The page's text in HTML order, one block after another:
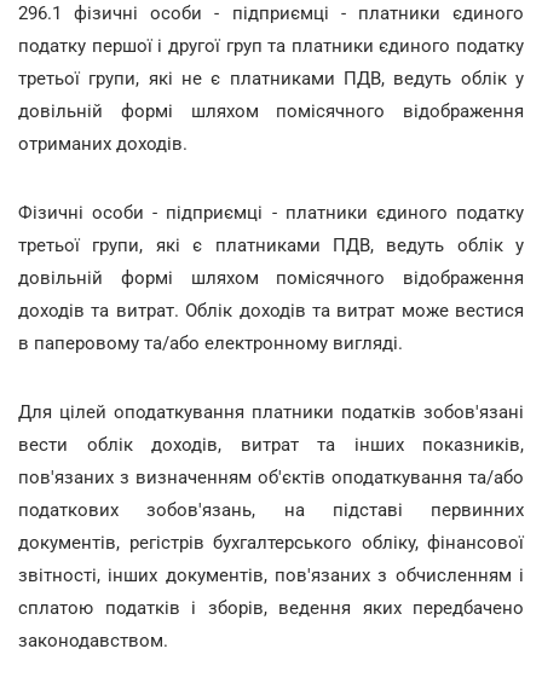
296.1 фізичні особи - підприємці - платники єдиного
податку першої і другої груп та платники єдиного податку
третьої групи, які не є платниками ПДВ, ведуть облік у
довільній формі шляхом помісячного відображення
отриманих доходів.
Фізичні особи - підприємці - платники єдиного податку
третьої групи, які є платниками ПДВ, ведуть облік у
довільній формі шляхом помісячного відображення
доходів та витрат. Облік доходів та витрат може вестися
в паперовому та/або електронному вигляді.
Для цілей оподаткування платники податків зобов'язані
вести облік доходів, витрат та інших показників,
пов'язаних з визначенням об'єктів оподаткування та/або
податкових зобов'язань, на підставі первинних
документів, регістрів бухгалтерського обліку, фінансової
звітності, інших документів, пов'язаних з обчисленням і
сплатою податків і зборів, ведення яких передбачено
законодавством.